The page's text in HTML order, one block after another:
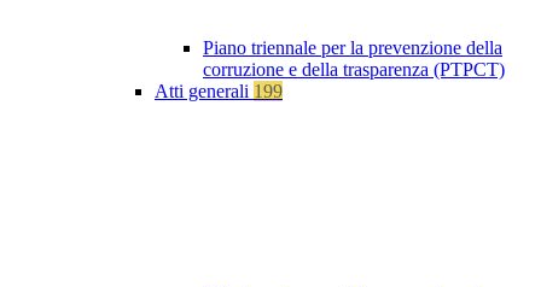
Piano triennale per la prevenzione della
corruzione e della trasparenza (PTPCT)
Atti generali 199